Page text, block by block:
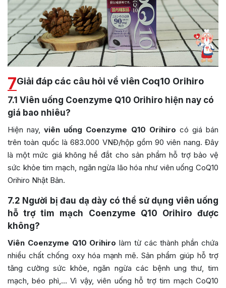
7Giải đáp các câu hỏi về viên Coq10 Orihiro
7.1 Viên uống Coenzyme Q10 Orihiro hiện nay có
giá bao nhiêu?
Hiện nay,viên uống Coenzyme Q10 Orihiro có giá bán
trên toàn quốc là 683.000 VNĐ/hộp gồm 90 viên nang. Đây
là một mức giá không hề đắt cho sản phẩm hỗ trợ bảo vệ
sức khỏe tim mạch, ngăn ngừa lão hóa như viên uống CoQ10
Orihiro Nhật Bản.
7.2 Người bị đau dạ dày có thể sử dụng viên uống
hỗ trợ tim mạch Coenzyme Q10 Orihiro được
không?
Viên Coenzyme Q10 Orihiro làm từ các thành phần chứa
nhiều chất chống oxy hóa mạnh mẽ. Sản phẩm giúp hỗ trợ
tăng cường sức khỏe, ngăn ngừa các bệnh ung thư, tim
mạch, béo phì,… Vì vậy, viên uống hỗ trợ tim mạch CoQ10